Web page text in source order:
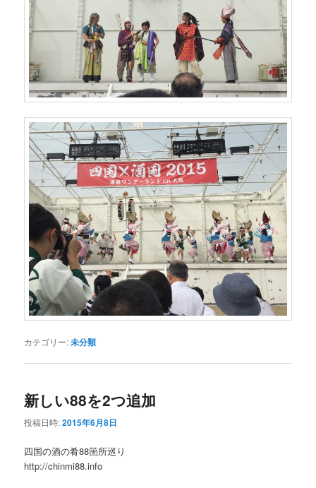
カテゴリー:未分類
新しい88を2つ追加
投稿日時:2015年6月8日
四国の酒の肴88箇所巡り
http://chinmi88.info